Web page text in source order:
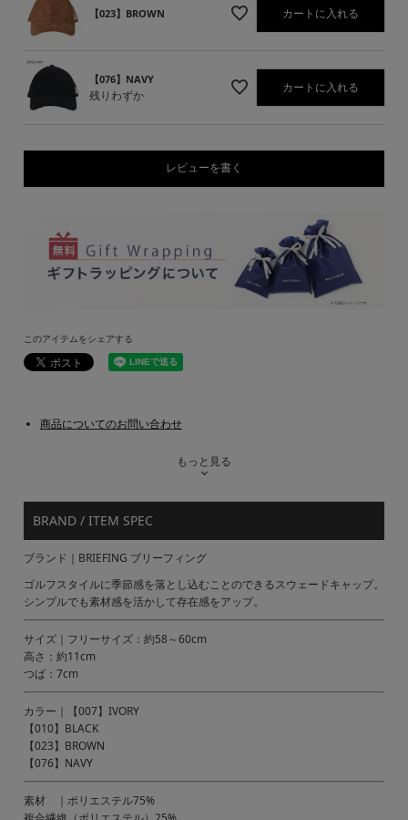
【023】BROWN カートに入れる
【076】NAVY
残りわずか
カートに入れる
レビューを書く
このアイテムをシェアする
商品についてのお問い合わせ
もっと見る
BRAND / ITEM SPEC
ブランド｜BRIEFING ブリーフィング
ゴルフスタイルに季節感を落とし込むことのできるスウェードキャップ。
シンプルでも素材感を活かして存在感をアップ。
サイズ｜フリーサイズ：約58～60cm
高さ：約11cm
つば：7cm
カラー｜【007】IVORY
【010】BLACK
【023】BROWN
【076】NAVY
素材 ｜ポリエステル75%